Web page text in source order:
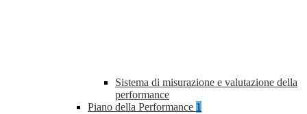
Sistema di misurazione e valutazione della
performance
Piano della Performance 1